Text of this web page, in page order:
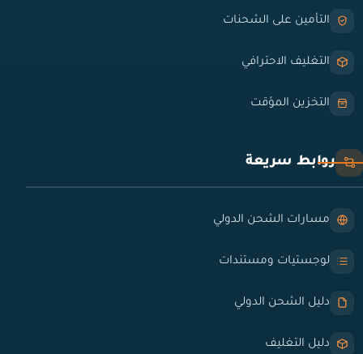
التأمين على الشحنات
التغليف الاحترافي
التخزين المؤقت
روابط سريعة
مسارات الشحن الدولي
لوجستيات ومستندات
دليل الشحن الدولي
دليل التغليف